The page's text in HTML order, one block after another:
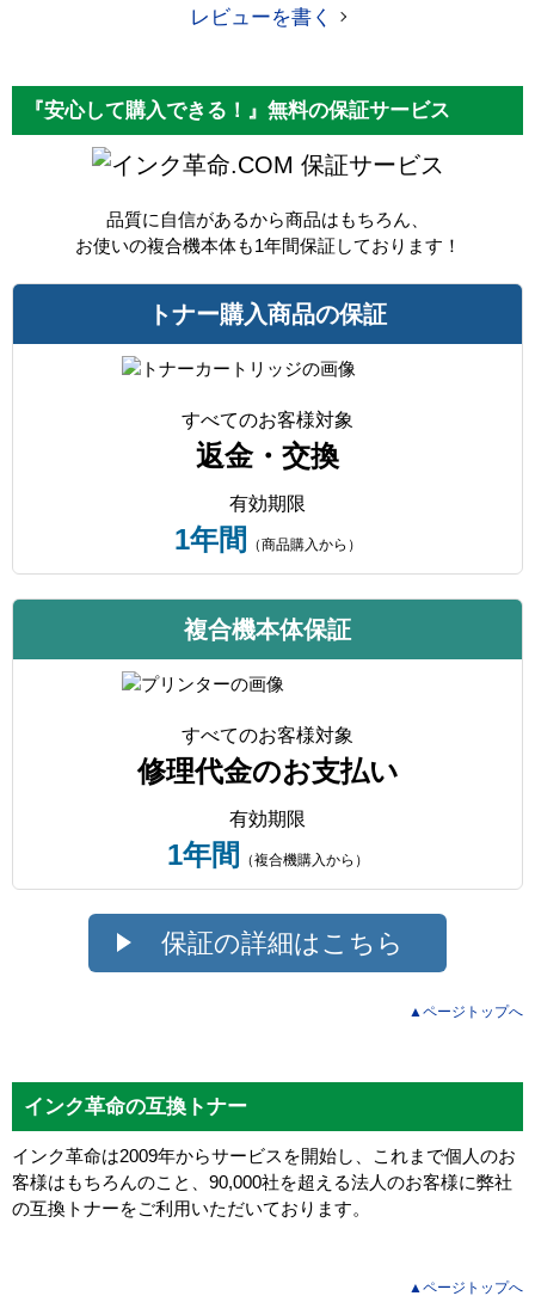
純正参考価格 9,210 円
カラー シアン
なし
製品タイプ 互換トナー
レビューを書く
『安心して購入できる！』無料の保証サービス
保証サービス
品質に自信があるから商品はもちろん、
お使いの複合機本体も1年間保証しております！
トナー購入商品の保証
すべてのお客様対象
返金・交換
有効期限
1年間 （商品購入から）
複合機本体保証
すべてのお客様対象
修理代金のお支払い
有効期限
1年間 （複合機購入から）
保証の詳細はこちら
▲ページトップへ
インク革命の互換トナー
インク革命は2009年からサービスを開始し、これまで個人のお
客様はもちろんのこと、90,000社を超える法人のお客様に弊社
の互換トナーをご利用いただいております。
▲ページトップへ